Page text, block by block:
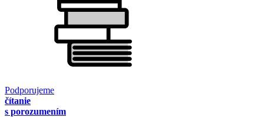
Podporujeme
čítanie
s porozumením